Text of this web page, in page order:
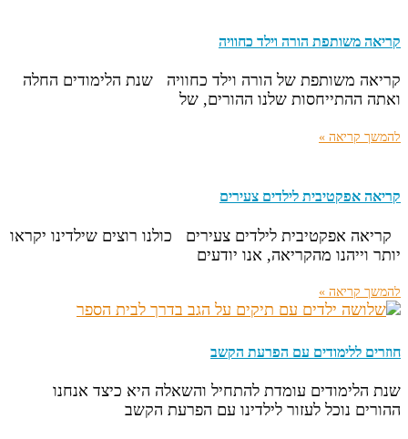
קריאה משותפת הורה וילד כחוויה
קריאה משותפת של הורה וילד כחוויה שנת הלימודים החלה
ואתה ההתייחסות שלנו ההורים, של
להמשך קריאה »
קריאה אפקטיבית לילדים צעירים
קריאה אפקטיבית לילדים צעירים כולנו רוצים שילדינו יקראו
יותר וייהנו מהקריאה, אנו יודעים
להמשך קריאה »
חוזרים ללימודים עם הפרעת הקשב
שנת הלימודים עומדת להתחיל והשאלה היא כיצד אנחנו
ההורים נוכל לעזור לילדינו עם הפרעת הקשב